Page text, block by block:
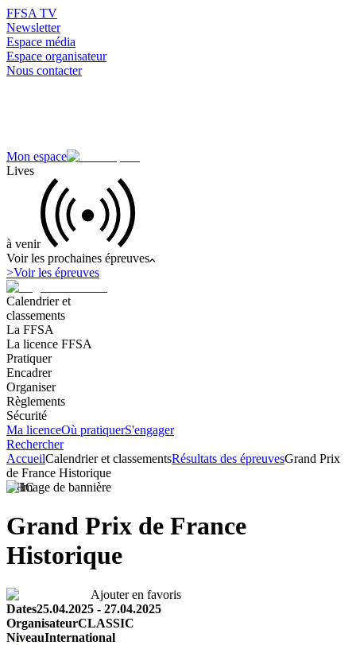
FFSA TV
Newsletter
Espace média
Espace organisateur
Nous contacter
Mon espace
Lives
à venir
Voir les prochaines épreuves
>Voir les épreuves
Calendrier et
classements
La FFSA
La licence FFSA
Pratiquer
Encadrer
Organiser
Règlements
Sécurité
Ma licenceOù pratiquerS'engager
Rechercher
AccueilCalendrier et classementsRésultats des épreuvesGrand Prix
de France Historique
VHC
Grand Prix de France
Historique
Ajouter en favoris
Dates25.04.2025 - 27.04.2025
OrganisateurCLASSIC
NiveauInternational